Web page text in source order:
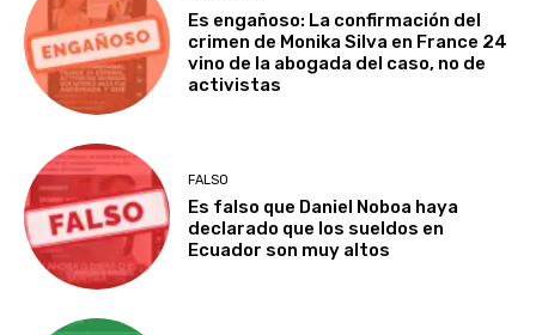
Es engañoso: La confirmación del
crimen de Monika Silva en France 24
vino de la abogada del caso, no de
activistas
FALSO
Es falso que Daniel Noboa haya
declarado que los sueldos en
Ecuador son muy altos